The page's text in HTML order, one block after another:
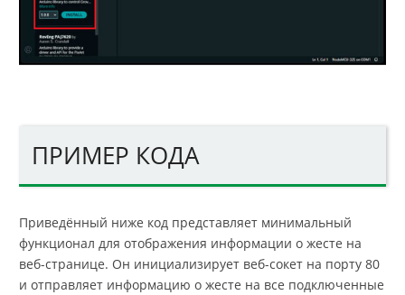
ПРИМЕР КОДА
Приведённый ниже код представляет минимальный
функционал для отображения информации о жесте на
веб-странице. Он инициализирует веб-сокет на порту 80
и отправляет информацию о жесте на все подключенные